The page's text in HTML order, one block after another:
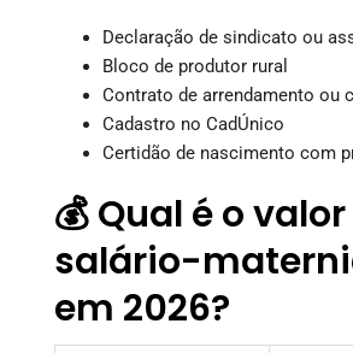
Declaração de sindicato ou
Bloco de produtor rural
Contrato de arrendamento ou
Cadastro no CadÚnico
Certidão de nascimento com
💰 Qual é o
salário-
em 2026?